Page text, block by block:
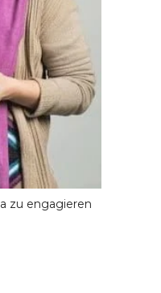
zu engagieren